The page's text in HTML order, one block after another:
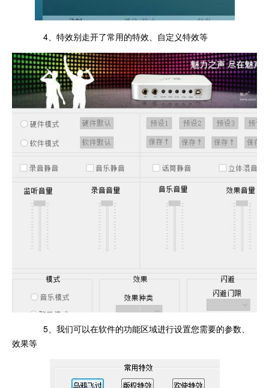
4、特效别走开了常用的特效、自定义特效等
5、我们可以在软件的功能区域进行设置您需要的参数、
效果等